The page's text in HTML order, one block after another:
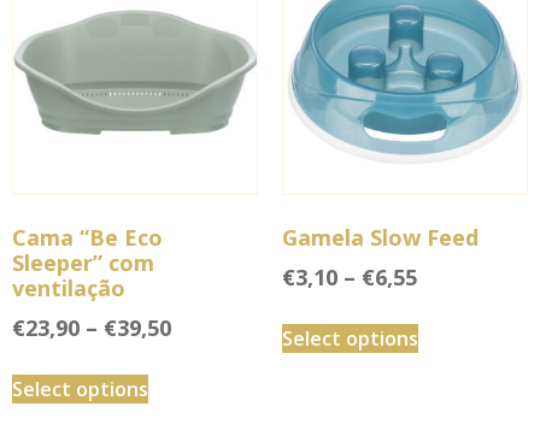
Cama “Be Eco
Sleeper” com
ventilação
€23,90 – €39,50
Select options
Gamela Slow Feed
€3,10 – €6,55
Select options